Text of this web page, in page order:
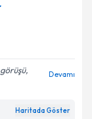
Devamı
Haritada Göster